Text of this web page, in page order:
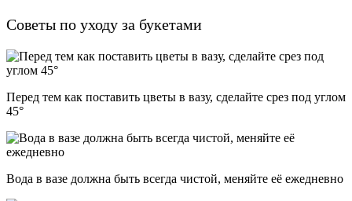
Советы по уходу за букетами
Перед тем как поставить цветы в вазу, сделайте срез под углом
45°
Вода в вазе должна быть всегда чистой, меняйте её ежедневно